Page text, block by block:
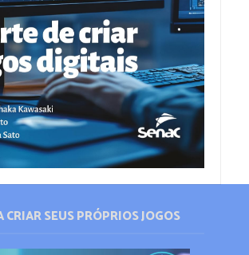
CRIAR SEUS PRÓPRIOS JOGOS